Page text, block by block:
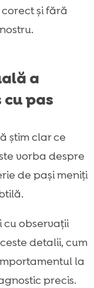
și fără
a
pas
știm clar ce
vorba despre
de pași meniți
cu observații
detalii, cum
la
precis.